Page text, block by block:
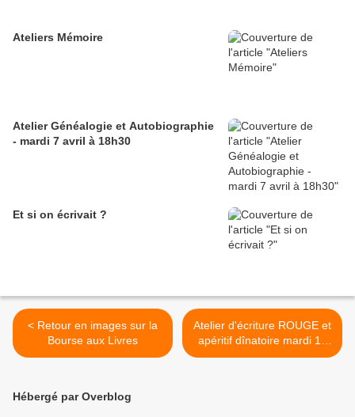
Ateliers Mémoire
Atelier Généalogie et Autobiographie
- mardi 7 avril à 18h30
Et si on écrivait ?
< Retour en images sur la
Bourse aux Livres
Atelier d'écriture ROUGE et
apéritif dînatoire mardi 17
janvier >
Hébergé par Overblog